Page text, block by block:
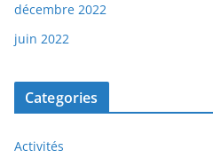
décembre 2022
juin 2022
Categories
Activités